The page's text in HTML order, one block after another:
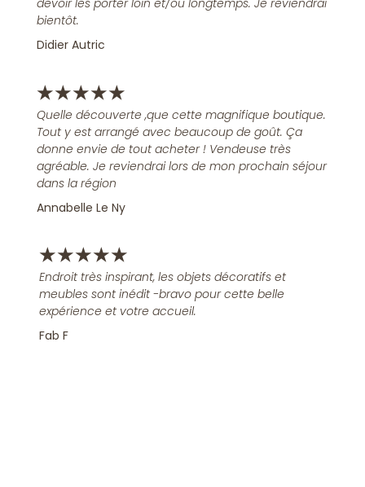
bientôt.
Didier Autric
★★★★★
Quelle découverte ,que cette magnifique boutique.
Tout y est arrangé avec beaucoup de goût. Ça
donne envie de tout acheter ! Vendeuse très
agréable. Je reviendrai lors de mon prochain séjour
dans la région
Annabelle Le Ny
★★★★★
Endroit très inspirant, les objets décoratifs et
meubles sont inédit -bravo pour cette belle
expérience et votre accueil.
Fab F